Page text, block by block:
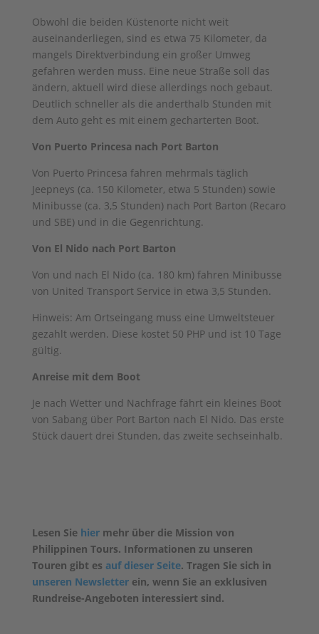
Obwohl die beiden Küstenorte nicht weit
auseinanderliegen, sind es etwa 75 Kilometer, da
mangels Direktverbindung ein großer Umweg
gefahren werden muss. Eine neue Straße soll das
ändern, aktuell wird diese allerdings noch gebaut.
Deutlich schneller als die anderthalb Stunden mit
dem Auto geht es mit einem gecharterten Boot.
Von Puerto Princesa nach Port Barton
Von Puerto Princesa fahren mehrmals täglich
Jeepneys (ca. 150 Kilometer, etwa 5 Stunden) sowie
Minibusse (ca. 3,5 Stunden) nach Port Barton (Recaro
und SBE) und in die Gegenrichtung.
Von El Nido nach Port Barton
Von und nach El Nido (ca. 180 km) fahren Minibusse
von United Transport Service in etwa 3,5 Stunden.
Hinweis: Am Ortseingang muss eine Umweltsteuer
gezahlt werden. Diese kostet 50 PHP und ist 10 Tage
gültig.
Anreise mit dem Boot
Je nach Wetter und Nachfrage fährt ein kleines Boot
von Sabang über Port Barton nach El Nido. Das erste
Stück dauert drei Stunden, das zweite sechseinhalb.
Lesen Sie hiermehr über die Mission von
Philippinen Tours. Informationen zu unseren
Touren gibt es auf dieser Seite. Tragen Sie sich in
unseren Newsletterein, wenn Sie an exklusiven
Rundreise-Angeboten interessiert sind.